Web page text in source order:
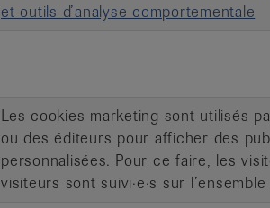
et outils d’analyse comportementale
Les cookies marketing sont utilisés
ou des éditeurs pour afficher des
personnalisées. Pour ce faire, les
visiteurs sont suivi·e·s sur